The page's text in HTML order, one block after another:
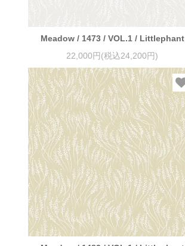
Meadow / 1473 / VOL.1 / Littlephant
22,000円(税込24,200円)